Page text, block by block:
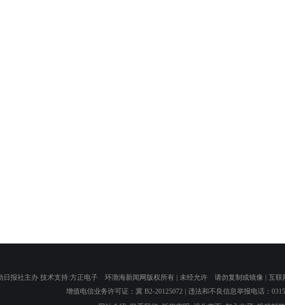
报社主办 技术支持:方正电子 环渤海新闻网版权所有 | 未经允许 请勿复制或镜像 | 互联
增值电信业务许可证：冀 B2-20125072 | 违法和不良信息举报电话：